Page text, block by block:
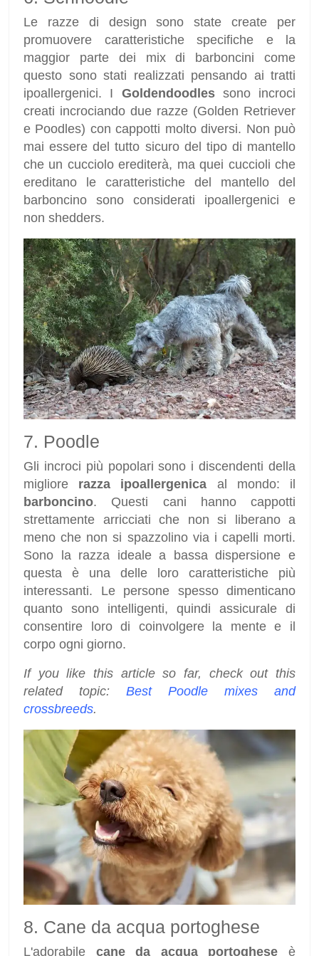
Le razze di design sono state create per
promuovere caratteristiche specifiche e la
maggior parte dei mix di barboncini come
questo sono stati realizzati pensando ai tratti
ipoallergenici. I Goldendoodlessono incroci
creati incrociando due razze (Golden Retriever
e Poodles) con cappotti molto diversi. Non può
mai essere del tutto sicuro del tipo di mantello
che un cucciolo erediterà, ma quei cuccioli che
ereditano le caratteristiche del mantello del
barboncino sono considerati ipoallergenici e
non shedders.
7. Poodle
Gli incroci più popolari sono i discendenti della
migliore razza ipoallergenica al mondo: il
barboncino. Questi cani hanno cappotti
strettamente arricciati che non si liberano a
meno che non si spazzolino via i capelli morti.
Sono la razza ideale a bassa dispersione e
questa è una delle loro caratteristiche più
interessanti. Le persone spesso dimenticano
quanto sono intelligenti, quindi assicurale di
consentire loro di coinvolgere la mente e il
corpo ogni giorno.
If you like this article so far, check out this
related topic: Best Poodle mixes and
crossbreeds.
8. Cane da acqua portoghese
L'adorabile cane da acqua portoghese è